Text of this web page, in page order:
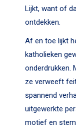
Lijkt, want of
ontdekken.
Af en toe lijkt
katholieken
onderdrukken.
ze verweeft
spannend
uitgewerkte
motief en